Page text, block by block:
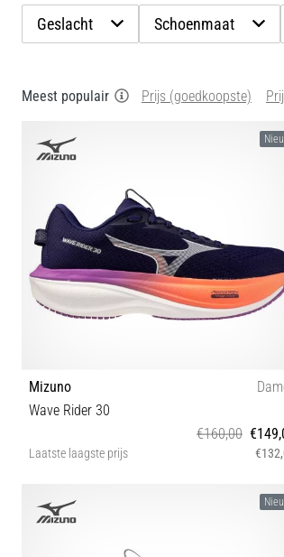
Geslacht Schoenmaat
Meest populair Prijs (goedkoopste)
Mizuno
Wave Rider 30
€160,00
Laatste laagste prijs